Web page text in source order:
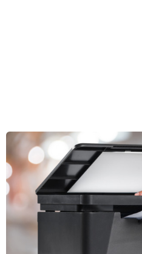
Milyen típusú szkennerek
2. 1. 2023
Azok az idők, amikor a szkennerek
otthonokban, és nem voltak
hivatalokban, már régen elmúltak. A
többségén ugyanis ma már a
részeként találhatók meg, amelyek
köszönhetően rendkívül elterjedtek.
Teljes cikk »